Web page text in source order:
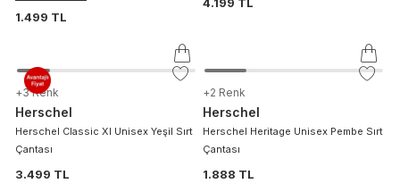
1.499 TL
4.199 TL
+ 3 Renk
Herschel
Herschel Classic Xl Unisex Yeşil Sırt
Çantası
3.499 TL
+ 2 Renk
Herschel
Herschel Heritage Unisex Pembe Sırt
Çantası
1.888 TL